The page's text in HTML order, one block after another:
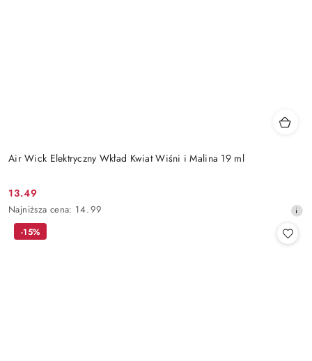
Air Wick Elektryczny Wkład Kwiat Wiśni i Malina 19 ml
Cena
promocyjna:
13.49
Najniższa
cena
Najniższa cena: 14.99
-15%